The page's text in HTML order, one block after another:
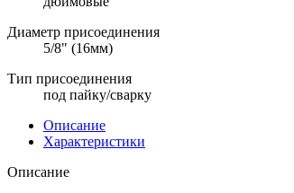
Диаметр присоединения
5/8" (16мм)
Тип присоединения
под пайку/сварку
Описание
Характеристики
Описание